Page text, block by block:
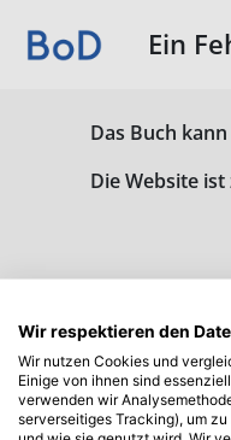
Ein
Das Buch
Die Website
Wir respektieren den
Wir nutzen Cookies und
Einige von ihnen sind
verwenden wir
serverseitiges Tracking), um